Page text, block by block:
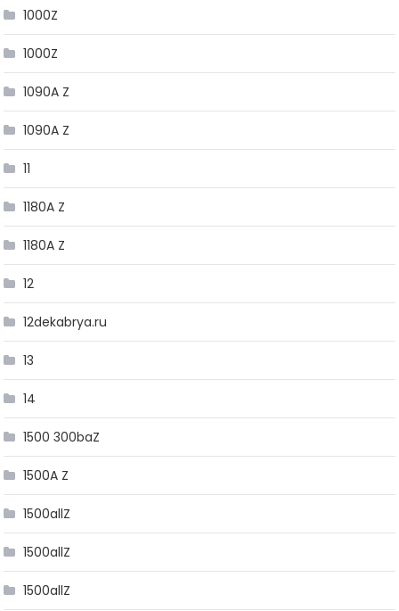
1000Z
1000Z
1090A Z
1090A Z
11
1180A Z
1180A Z
12
12dekabrya.ru
13
14
1500 300baZ
1500A Z
1500allZ
1500allZ
1500allZ